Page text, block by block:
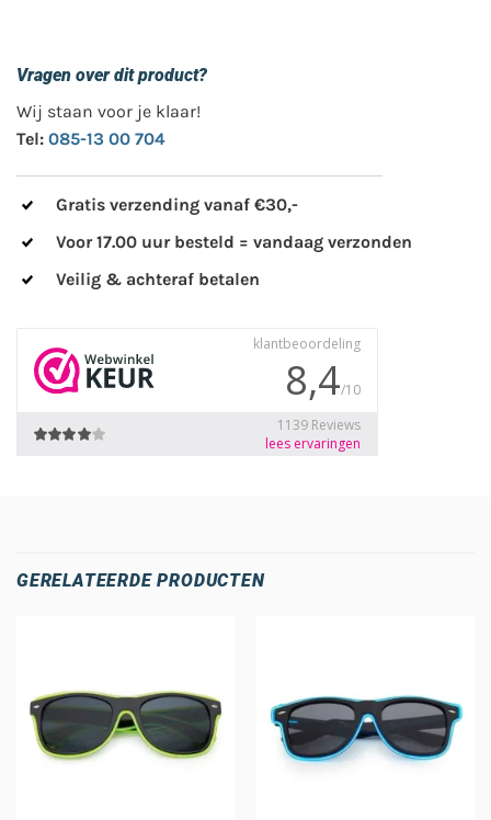
Vragen over dit product?
Wij staan voor je klaar!
Tel: 085-13 00 704
Gratis verzending vanaf €30,-
Voor 17.00 uur besteld = vandaag verzonden
Veilig & achteraf betalen
GERELATEERDE PRODUCTEN